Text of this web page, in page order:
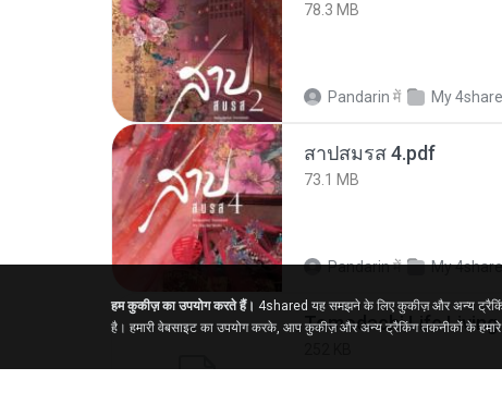
78.3 MB
Pandarin में My
สาปสมรส 4.pdf
73.1 MB
Pandarinमें My
हम कुकीज़ का उपयोग करते हैं। 4shared यह समझने के लिए कुकीज़ और अन्य ट्रैकिंग
है। हमारी वेबसाइट का उपयोग करके, आप कुकीज़ और अन्य ट्रैकिंग तकनीकों के